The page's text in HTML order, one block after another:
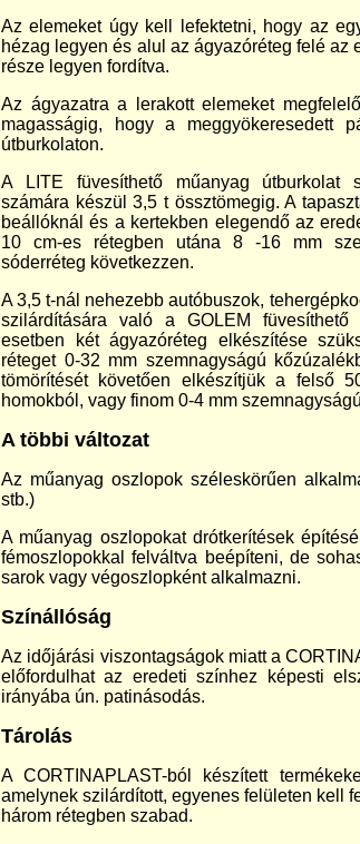
Az elemeket úgy kell lefektetni, hogy az
hézag legyen és alul az ágyazóréteg felé az
része legyen fordítva.
Az ágyazatra a lerakott elemeket
magasságig, hogy a meggyökeresedett
útburkolaton.
A LITE füvesíthető műanyag útburkolat
számára készül 3,5 t össztömegig. A
beállóknál és a kertekben elegendő az
10 cm-es rétegben utána 8 -16 mm
sóderréteg következzen.
A 3,5 t-nál nehezebb autóbuszok,
szilárdítására való a GOLEM
esetben két ágyazóréteg elkészítése
réteget 0-32 mm szemnagyságú
tömörítését követően elkészítjük a felső
homokból, vagy finom 0-4 mm
A többi változat
Az műanyag oszlopok széleskörűen
stb.)
A műanyag oszlopokat drótkerítések
fémoszlopokkal felváltva beépíteni, de
sarok vagy végoszlopként alkalmazni.
Színállóság
Az időjárási viszontagságok miatt a
előfordulhat az eredeti színhez képesti
irányába ún. patinásodás.
Tárolás
A CORTINAPLAST-ból készített
amelynek szilárdított, egyenes felületen kell
három rétegben szabad.